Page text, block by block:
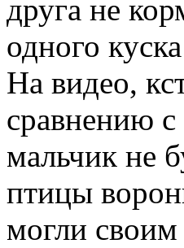
друга не
одного
На видео,
сравнению с
мальчик не
птицы
могли